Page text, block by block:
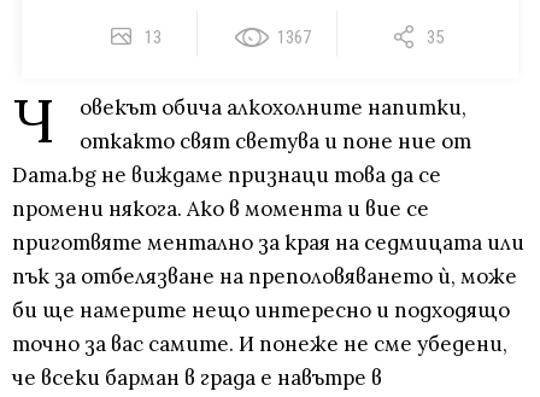
13 1367 35
Ч
овекът обича алкохолните напитки,
откакто свят светува и поне ние от
Dama.bg не виждаме признаци това да се
промени някога. Ако в момента и вие се
приготвяте ментално за края на седмицата или
пък за отбелязване на преполовяването ѝ, може
би ще намерите нещо интересно и подходящо
точно за вас самите. И понеже не сме убедени,
че всеки барман в града е навътре в